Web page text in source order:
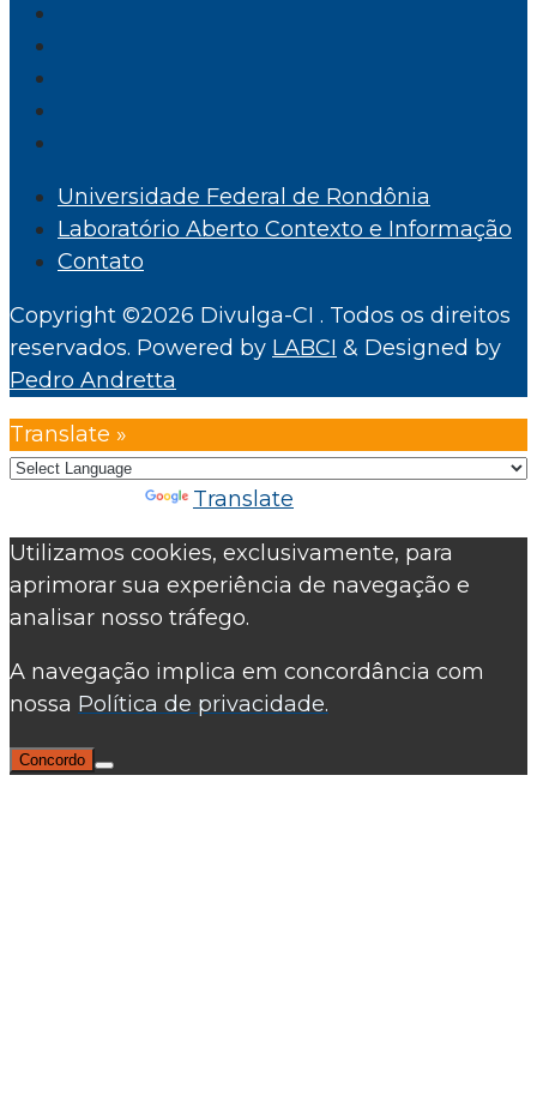
Universidade Federal de Rondônia
Laboratório Aberto Contexto e Informação
Contato
Copyright ©2026 Divulga-CI . Todos os direitos
reservados. Powered by LABCI & Designed by
Pedro Andretta
Translate »
Translate
Utilizamos cookies, exclusivamente, para
aprimorar sua experiência de navegação e
analisar nosso tráfego.
A navegação implica em concordância com
nossa Política de privacidade.
Concordo